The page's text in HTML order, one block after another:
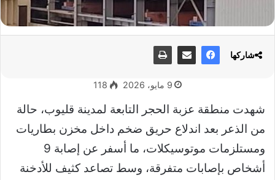
9 مايو، 2026 118
شهدت منطقة عزبة الحجر التابعة لمدينة قليوب، حالة
من الذعر بعد اندلاع حريق ضخم داخل مخزن بطاريات
ومستلزمات موتوسيكلات، ما أسفر عن إصابة 9
أشخاص بإصابات متفرقة، وسط تصاعد كثيف للأدخنة
شاركها